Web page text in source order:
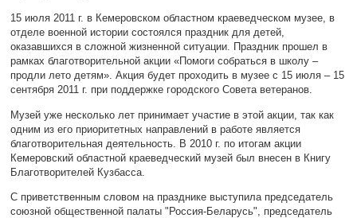
15 июля 2011 г. в Кемеровском областном краеведческом музее, в
отделе военной истории состоялся праздник для детей,
оказавшихся в сложной жизненной ситуации. Праздник прошел в
рамках благотворительной акции «Помоги собраться в школу –
продли лето детям». Акция будет проходить в музее с 15 июля – 15
сентября 2011 г. при поддержке городского Совета ветеранов.
Музей уже несколько лет принимает участие в этой акции, так как
одним из его приоритетных направлений в работе является
благотворительная деятельность. В 2010 г. по итогам акции
Кемеровский областной краеведческий музей был внесен в Книгу
Благотворителей Кузбасса.
С приветственным словом на празднике выступила председатель
союзной общественной палаты "Россия-Беларусь", председатель